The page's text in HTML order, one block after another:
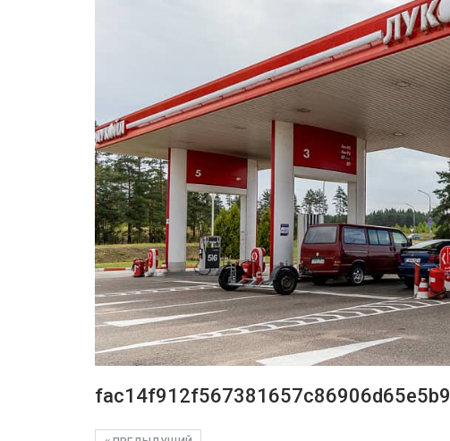
fac14f912f567381657c86906d65e5b9